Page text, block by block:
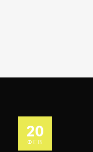
20
ΦΕΒ